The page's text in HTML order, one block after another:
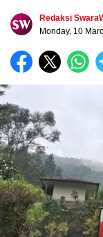
Redaksi
Monday, 10